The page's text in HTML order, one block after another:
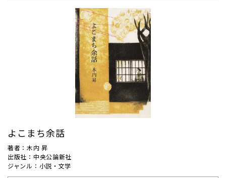
よこまち余話
著者：木内 昇
出版社：中央公論新社
ジャンル：小説・文学